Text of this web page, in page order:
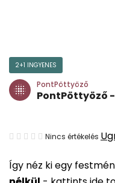
Így néz ki egy
2+1 INGYENES
PontPöttyöző
PontPöttyöző
A
átlagos
Nincs értékelés